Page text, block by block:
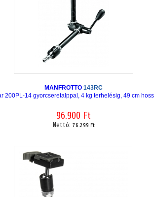
MANFROTTO 143RC
200PL-14 gyorcseretalppal, 4 kg terhelésig, 49 cm
96.900 Ft
Nettó: 76.299 Ft